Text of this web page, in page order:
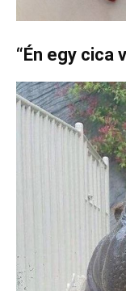
“Én egy cica